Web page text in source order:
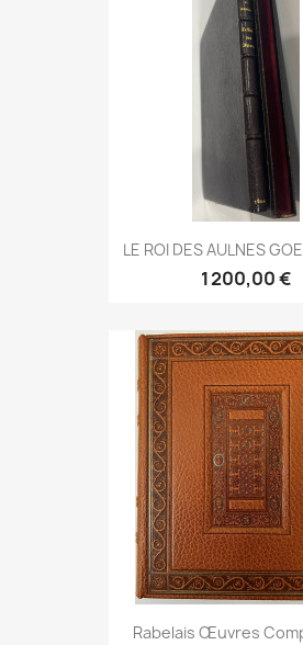
LE ROI DES AULNES
1 200,00 €
Rabelais Œuvres